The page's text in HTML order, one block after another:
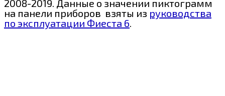
2008-2019. Данные о значении пиктограмм
на панели приборов взяты из руководства
по эксплуатации Фиеста 6.